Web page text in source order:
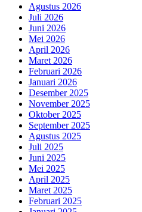
Agustus 2026
Juli 2026
Juni 2026
Mei 2026
April 2026
Maret 2026
Februari 2026
Januari 2026
Desember 2025
November 2025
Oktober 2025
September 2025
Agustus 2025
Juli 2025
Juni 2025
Mei 2025
April 2025
Maret 2025
Februari 2025